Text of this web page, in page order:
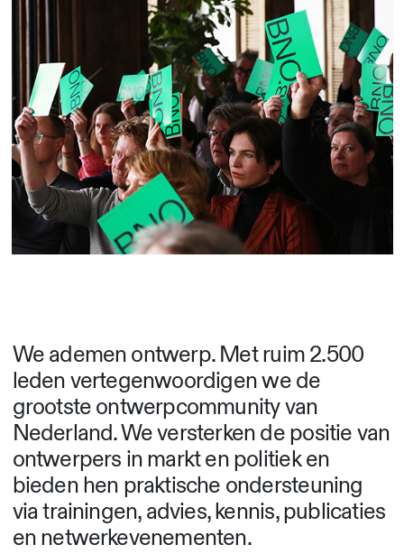
We ademen ontwerp. Met ruim 2.500
leden vertegenwoordigen we de
grootste ontwerpcommunity van
Nederland. We versterken de positie van
ontwerpers in markt en politiek en
bieden hen praktische ondersteuning
via trainingen, advies, kennis, publicaties
en netwerkevenementen.